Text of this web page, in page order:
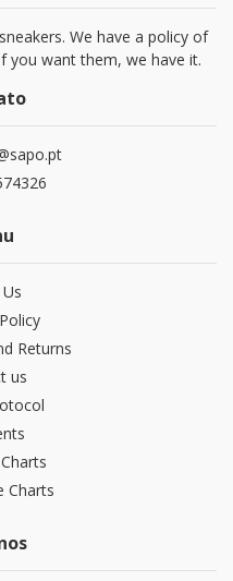
We have a policy of
want them, we have it.
Returns
us
Charts